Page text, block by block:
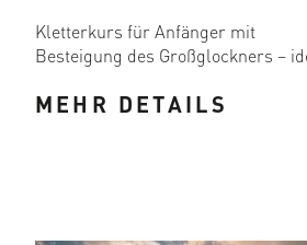
Kletterkurs für Anfänger mit
Besteigung des Großglockners –
MEHR DETAILS